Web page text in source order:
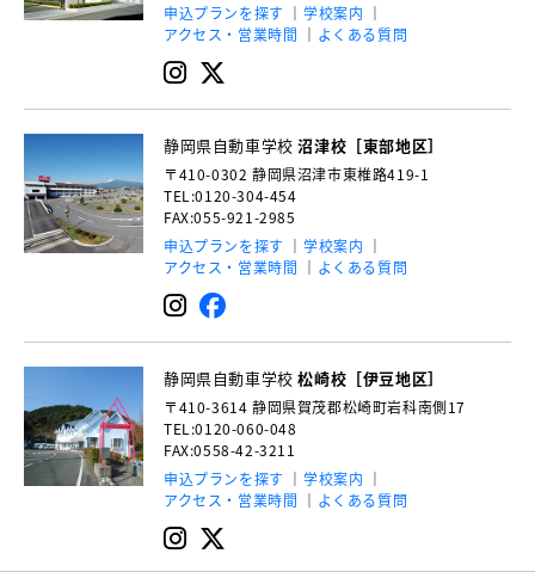
申込プランを探す
学校案内
アクセス・営業時間
よくある質問
静岡県自動車学校沼津校［東部地区］
〒410-0302 静岡県沼津市東椎路419-1
TEL:0120-304-454
FAX:055-921-2985
申込プランを探す
学校案内
アクセス・営業時間
よくある質問
静岡県自動車学校松崎校［伊豆地区］
〒410-3614 静岡県賀茂郡松崎町岩科南側17
TEL:0120-060-048
FAX:0558-42-3211
申込プランを探す
学校案内
アクセス・営業時間
よくある質問